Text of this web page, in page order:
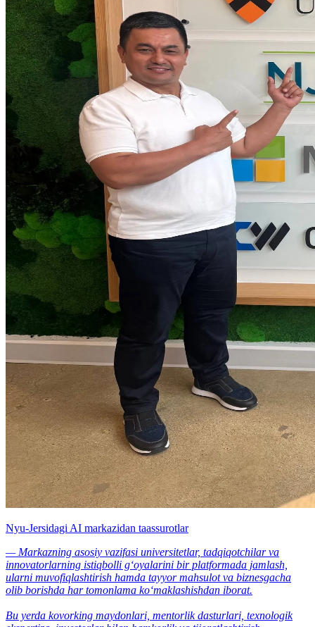
Nyu-Jersidagi AI markazidan taassurotlar
— Markazning asosiy vazifasi universitetlar, tadqiqotchilar va
innovatorlarning istiqbolli g‘oyalarini bir platformada jamlash,
ularni muvofiqlashtirish hamda tayyor mahsulot va biznesgacha
olib borishda har tomonlama ko‘maklashishdan iborat.
Bu yerda kovorking maydonlari, mentorlik dasturlari, texnologik